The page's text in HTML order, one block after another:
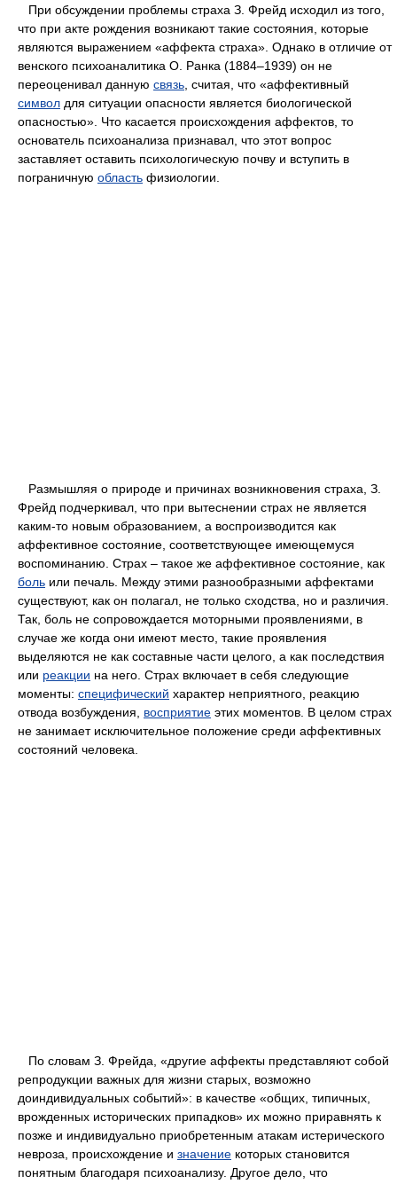
При обсуждении проблемы страха З. Фрейд исходил из того,
что при акте рождения возникают такие состояния, которые
являются выражением «аффекта страха». Однако в отличие от
венского психоаналитика О. Ранка (1884–1939) он не
переоценивал данную связь , считая, что «аффективный
символ для ситуации опасности является биологической
опасностью». Что касается происхождения аффектов, то
основатель психоанализа признавал, что этот вопрос
заставляет оставить психологическую почву и вступить в
пограничную область физиологии.
Размышляя о природе и причинах возникновения страха, З.
Фрейд подчеркивал, что при вытеснении страх не является
каким-то новым образованием, а воспроизводится как
аффективное состояние, соответствующее имеющемуся
воспоминанию. Страх – такое же аффективное состояние, как
боль или печаль. Между этими разнообразными аффектами
существуют, как он полагал, не только сходства, но и различия.
Так, боль не сопровождается моторными проявлениями, в
случае же когда они имеют место, такие проявления
выделяются не как составные части целого, а как последствия
или реакции на него. Страх включает в себя следующие
моменты: специфический характер неприятного, реакцию
отвода возбуждения, восприятие этих моментов. В целом страх
не занимает исключительное положение среди аффективных
состояний человека.
По словам З. Фрейда, «другие аффекты представляют собой
репродукции важных для жизни старых, возможно
доиндивидуальных событий»: в качестве «общих, типичных,
врожденных исторических припадков» их можно приравнять к
позже и индивидуально приобретенным атакам истерического
невроза, происхождение и значение которых становится
понятным благодаря психоанализу. Другое дело, что